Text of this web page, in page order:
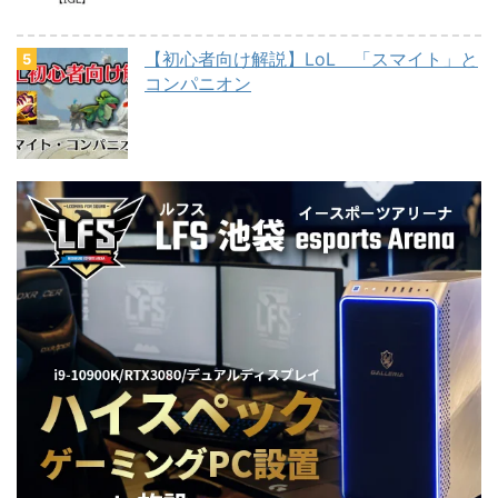
【初心者向け解説】LoL 「スマイト」と
コンパニオン